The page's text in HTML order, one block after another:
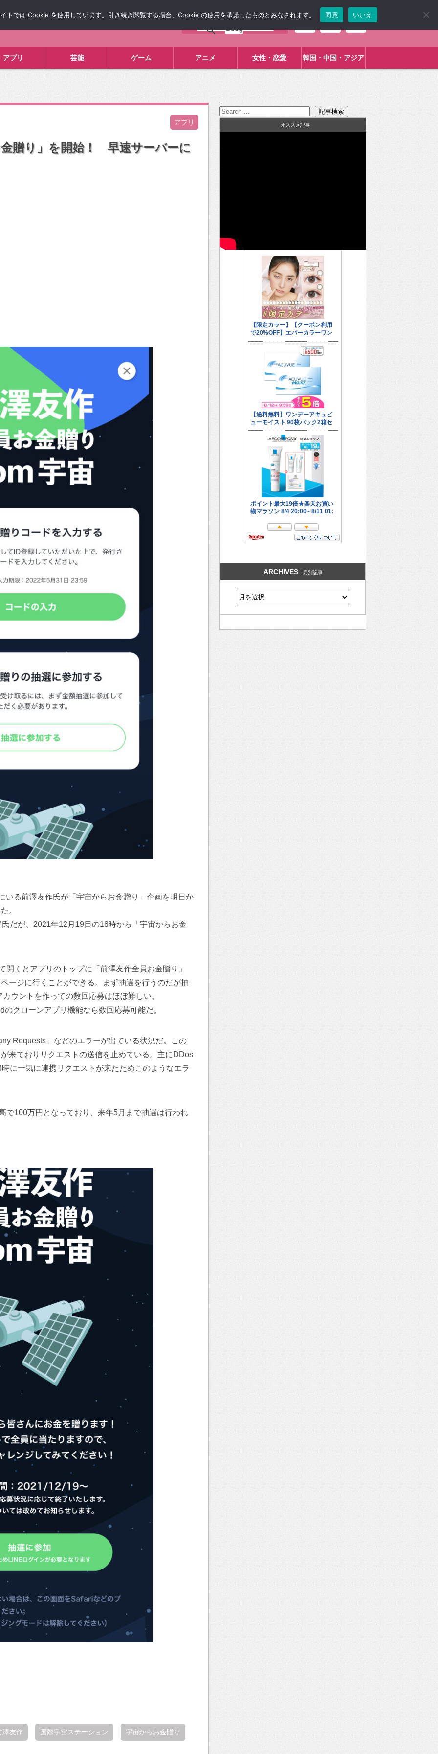
アプリ 芸能 ゲーム アニメ 女性・恋愛 韓国・中国・アジア
アプリ
贈り」を開始！ 早速サーバーに
いる前澤友作氏が「宇宙からお金贈り」企画を明日か
。
だが、2021年12月19日の18時から「宇宙からお金
くとアプリのトップに「前澤友作全員お金贈り」
ージに行くことができる。まず抽選を行うのだが抽
ウントを作っての数回応募はほぼ難しい。
クローンアプリ機能なら数回応募可能だ。
Requests」などのエラーが出ている状況だ。この
来ておりリクエストの送信を止めている。主にDDos
に一気に連携リクエストが来たためこのようなエラ
で100万円となっており、来年5月まで抽選は行われ
澤友作 国際宇宙ステーション 宇宙からお金贈り
:
オススメ記事
ARCHIVES 月別記事
トでは Cookie を使用しています。引き続き閲覧する場合、Cookie の使用を承諾したものとみなされます。 同意 いいえ